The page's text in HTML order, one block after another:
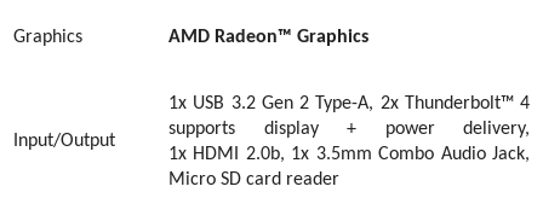
Graphics AMD Radeon™ Graphics
Input/Output
1x USB 3.2 Gen 2 Type-A, 2x Thunderbolt™ 4
supports display + power delivery,
1x HDMI 2.0b, 1x 3.5mm Combo Audio Jack,
Micro SD card reader